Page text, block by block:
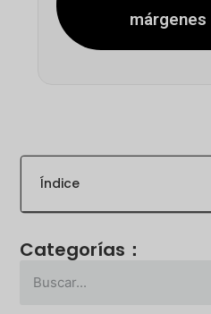
Índice
Categorías：